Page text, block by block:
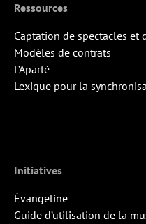
Ressources
Captation de spectacles et
Modèles de contrats
L’Aparté
Lexique pour la
Initiatives
Évangeline
Guide d’utilisation de la